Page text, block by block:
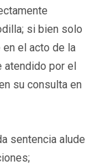
si bien solo
el acto de la
atendido por el
su consulta en
sentencia alude